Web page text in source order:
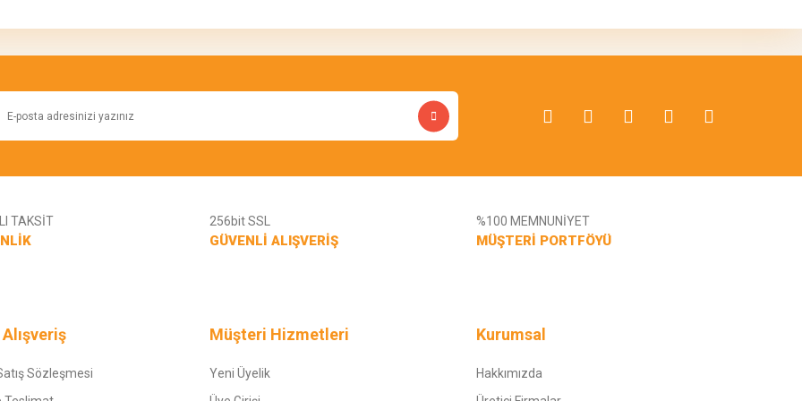
Yorum Yaz
TAKSİT 256bit SSL
GÜVENLİ ALIŞVERİŞ
%100 MEMNUNİYET
MÜŞTERİ PORTFÖYÜ
Sözleşmesi
Müşteri Hizmetleri
Yeni Üyelik
Kurumsal
Hakkımızda